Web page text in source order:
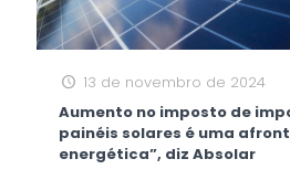
13 de novembro de 2024
Aumento no imposto de
painéis solares é uma
energética”, diz Absolar